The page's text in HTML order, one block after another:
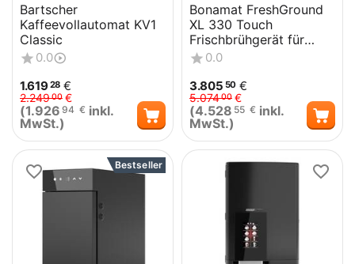
Bartscher
Kaffeevollautomat KV1
Classic
0.0
1.61928 €
2.24900 €
(1.926 94 € inkl.
MwSt.)
Bonamat FreshGround
XL 330 Touch
Frischbrühgerät für
Bohnenkaffee und
Heißgetränkevaria...
0.0
3.805 50 €
5.07400 €
(4.528 55 € inkl.
MwSt.)
Bestseller